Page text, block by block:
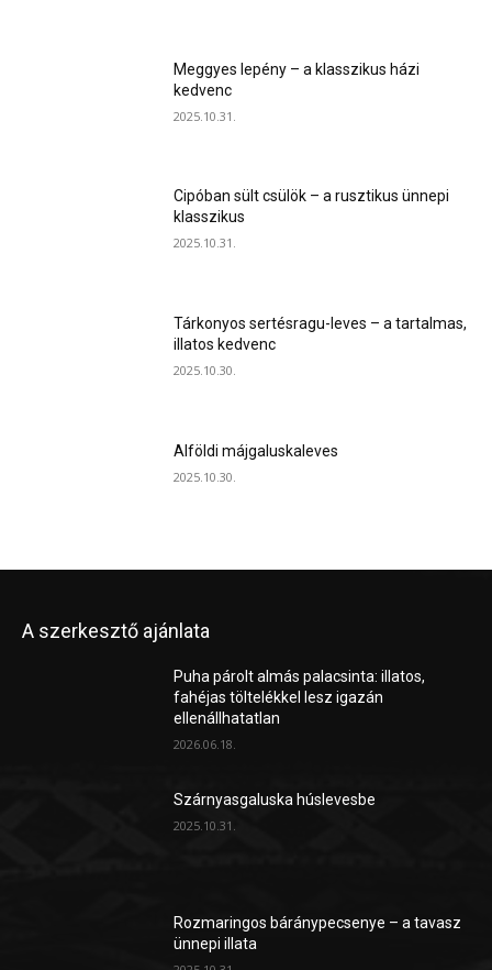
Meggyes lepény – a klasszikus házi
kedvenc
2025.10.31.
Cipóban sült csülök – a rusztikus ünnepi
klasszikus
2025.10.31.
Tárkonyos sertésragu-leves – a tartalmas,
illatos kedvenc
2025.10.30.
Alföldi májgaluskaleves
2025.10.30.
A szerkesztő ajánlata
Puha párolt almás palacsinta: illatos,
fahéjas töltelékkel lesz igazán
ellenállhatatlan
2026.06.18.
Szárnyasgaluska húslevesbe
2025.10.31.
Rozmaringos báránypecsenye – a tavasz
ünnepi illata